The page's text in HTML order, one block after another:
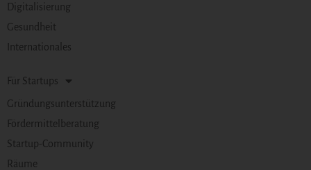
Digitalisierung
Gesundheit
Internationales
Für Startups
Gründungsunterstützung
Fördermittelberatung
Startup-Community
Räume